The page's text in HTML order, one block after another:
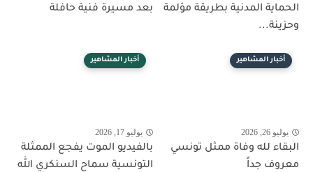
الحماية المدنية بطريقة مؤلمة
وحزينة...
بعد مسيرة فنية حافلة
أخبار المشاهير
يوليو 26, 2026
البقاء لله وفاة ممثل تونسي
معروف جداً
أخبار المشاهير
يوليو 17, 2026
بالفيديو الموت يفجع الممثلة
التونسية سماح السنكري الله